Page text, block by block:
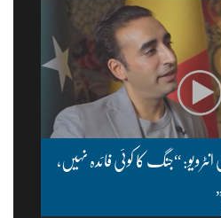
“جنگ کا کوئی فائدہ نہیں،